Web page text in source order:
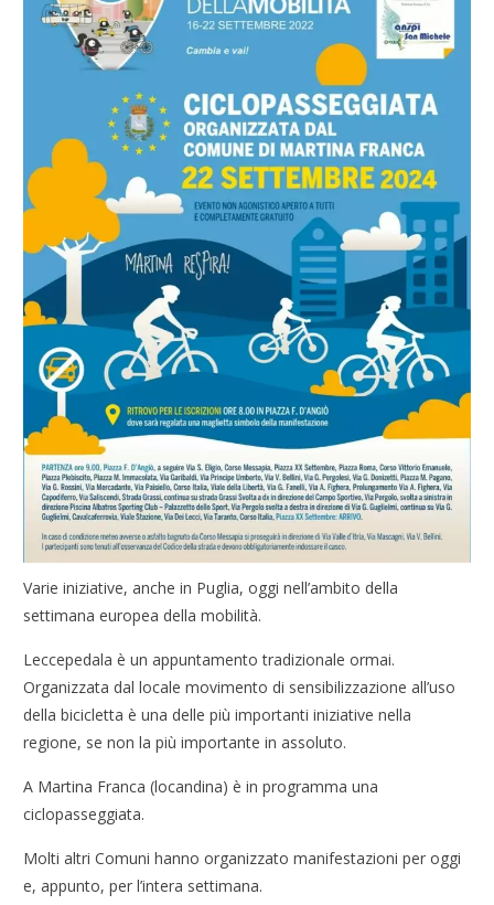
Varie iniziative, anche in Puglia, oggi nell’ambito della
settimana europea della mobilità.
Leccepedala è un appuntamento tradizionale ormai.
Organizzata dal locale movimento di sensibilizzazione all’uso
della bicicletta è una delle più importanti iniziative nella
regione, se non la più importante in assoluto.
A Martina Franca (locandina) è in programma una
ciclopasseggiata.
Molti altri Comuni hanno organizzato manifestazioni per oggi
e, appunto, per l’intera settimana.